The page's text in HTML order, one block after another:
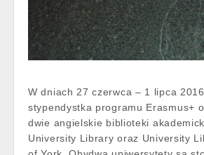
W dniach 27 czerwca – 1 lipca
stypendystka programu Erasmus+
dwie angielskie biblioteki
University Library oraz University